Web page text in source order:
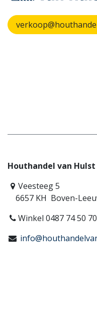
Houthandel van Hulst
Veesteeg 5
6657 KH Boven-
Winkel 0487 74 50 70